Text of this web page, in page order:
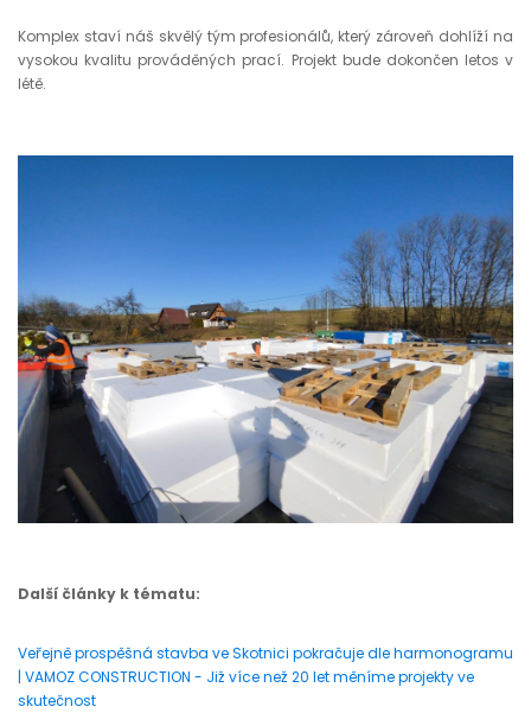
Komplex staví náš skvělý tým profesionálů, který zároveň dohlíží na
vysokou kvalitu prováděných prací. Projekt bude dokončen letos v
létě.
Další články k tématu:
Veřejně prospěšná stavba ve Skotnici pokračuje dle harmonogramu
| VAMOZ CONSTRUCTION - Již více než 20 let měníme projekty ve
skutečnost